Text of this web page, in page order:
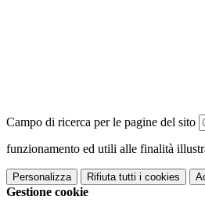
Campo di ricerca per le pagine del sito
funzionamento ed utili alle finalità
Personalizza Rifiuta tutti i cookies
Gestione cookie